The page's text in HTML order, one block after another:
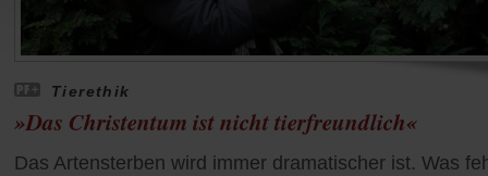
Tierethik
»Das Christentum ist nicht tierfreundlich«
Das Artensterben wird immer dramatischer ist. Was